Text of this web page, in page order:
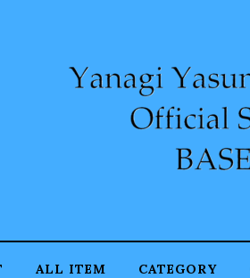
ALL ITEM CATEGORY